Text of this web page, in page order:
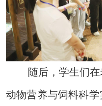
随后，学生们
动物营养与饲料科